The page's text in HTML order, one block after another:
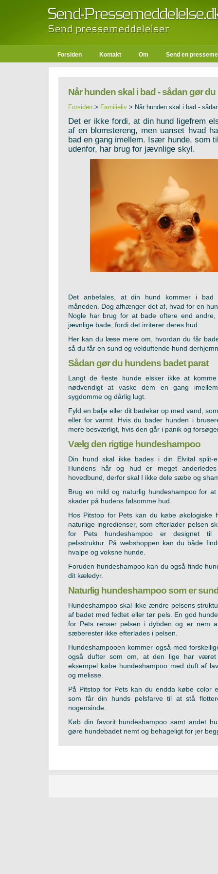
Forsiden Kontakt Om Send en
Når hunden skal i bad - sådan gør du
Forsiden > Familieliv > Når hunden skal i bad -
Det er ikke fordi, at din hund ligefrem
af en blomstereng, men uanset hvad
bad en gang imellem. Især hunde, som
udenfor, har brug for jævnlige skyl.
Det anbefales, at din hund kommer i
måneden. Dog afhænger det af, hvad for en
Nogle har brug for at bade oftere end
jævnlige bade, fordi det irriterer deres hud.
Her kan du læse mere om, hvordan du får
så du får en sund og velduftende hund
Sådan gør du hundens badet parat
Langt de fleste hunde elsker ikke at
nødvendigt at vaske dem en gang
sygdomme og dårlig lugt.
Fyld en balje eller dit badekar op med vand,
eller for varmt. Hvis du bader hunden i
mere besværligt, hvis den går i panik og
Vælg den rigtige hundeshampoo
Din hund skal ikke bades i din Elvital split-
Hundens hår og hud er meget
hovedbund, derfor skal I ikke dele sæbe og
Brug en mild og naturlig hundeshampoo for
skader på hudens følsomme hud.
Hos Pitstop for Pets kan du købe økologiske
naturlige ingredienser, som efterlader pelsen
for Pets hundeshampoo er designet til
pelsstruktur. På webshoppen kan du både
hvalpe og voksne hunde.
Foruden hundeshampoo kan du også finde
dit kæledyr.
Naturlig hundeshampoo som er
Hundeshampoo skal ikke ændre pelsens
af badet med fedtet eller tør pels. En god
for Pets renser pelsen i dybden og er nem
sæberester ikke efterlades i pelsen.
Hundeshampooen kommer også med
også dufter som om, at den lige har
eksempel købe hundeshampoo med duft af
og melisse.
På Pitstop for Pets kan du endda købe color
som får din hunds pelsfarve til at stå
nogensinde.
Køb din favorit hundeshampoo samt andet
gøre hundebadet nemt og behageligt for jer